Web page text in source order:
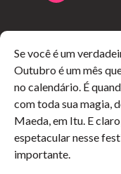
Se você é um
Outubro é um mês
no calendário. É
com toda sua magia,
Maeda, em Itu. E
espetacular nesse
importante.